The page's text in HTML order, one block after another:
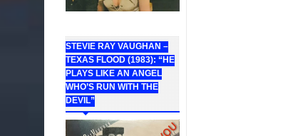
STEVIE RAY VAUGHAN –
TEXAS FLOOD (1983): “HE
PLAYS LIKE AN ANGEL
WHO’S RUN WITH THE
DEVIL”